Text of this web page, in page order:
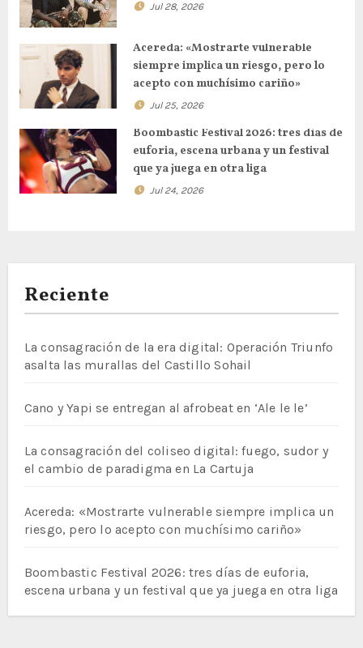
Jul 28, 2026
Acereda: «Mostrarte vulnerable
siempre implica un riesgo, pero lo
acepto con muchísimo cariño»
Jul 25, 2026
Boombastic Festival 2026: tres días de
euforia, escena urbana y un festival
que ya juega en otra liga
Jul 24, 2026
Reciente
La consagración de la era digital: Operación Triunfo
asalta las murallas del Castillo Sohail
Cano y Yapi se entregan al afrobeat en ‘Ale le le’
La consagración del coliseo digital: fuego, sudor y
el cambio de paradigma en La Cartuja
Acereda: «Mostrarte vulnerable siempre implica un
riesgo, pero lo acepto con muchísimo cariño»
Boombastic Festival 2026: tres días de euforia,
escena urbana y un festival que ya juega en otra liga